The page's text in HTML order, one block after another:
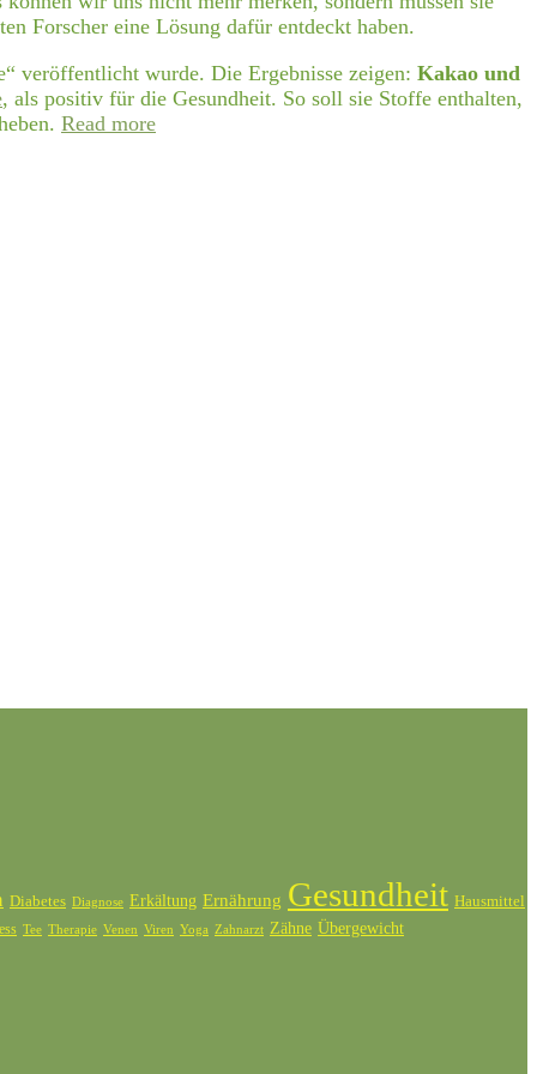
Forscher eine Lösung dafür entdeckt haben.
veröffentlicht wurde. Die Ergebnisse zeigen: Kakao und
, als positiv für die Gesundheit. So soll sie Stoffe enthalten,
Read more
Diabetes Diagnose Erkältung Ernährung Gesundheit Hausmittel
Tee Therapie Venen Viren Yoga Zahnarzt Zähne Übergewicht